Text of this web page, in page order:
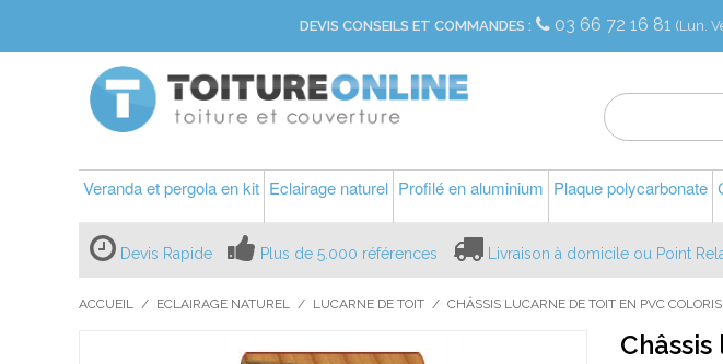
DEVIS CONSEILS ET COMMANDES : 03 66 72 16 81 (Lun.
Veranda et pergola en kit Eclairage naturel Profilé en aluminium Plaque polycarbonate
Devis Rapide Plus de 5.000 références Livraison à domicile ou Point
ACCUEIL / ECLAIRAGE NATUREL / LUCARNE DE TOIT / CHÂSSIS LUCARNE DE TOIT EN PVC